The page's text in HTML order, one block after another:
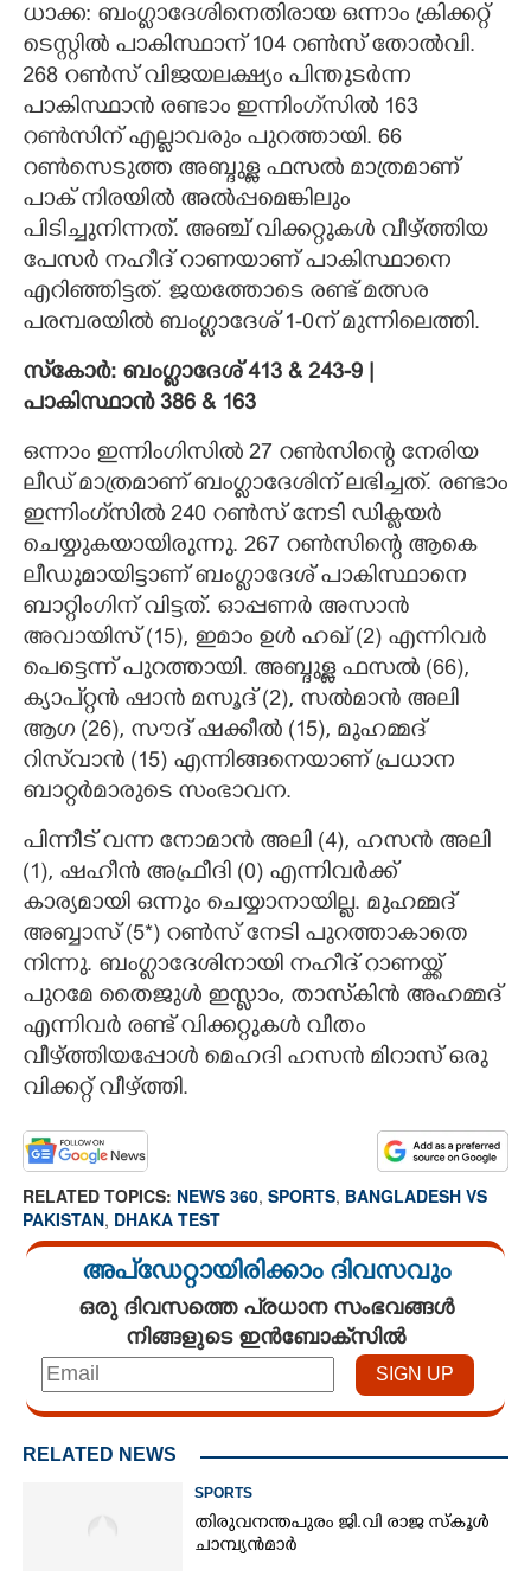
CARTOONS
LITERATURE
ZOOM
CONTACT US
ധാക്ക: ബംഗ്ലാദേശിനെതിരായ ഒന്നാം ക്രിക്കറ്റ്
ടെസ്റ്റില്‍ പാകിസ്ഥാന് 104 റണ്‍സ് തോല്‍വി.
268 റണ്‍സ് വിജയലക്ഷ്യം പിന്തുടര്‍ന്ന
പാകിസ്ഥാന്‍ രണ്ടാം ഇന്നിംഗ്‌സില്‍ 163
റണ്‍സിന് എല്ലാവരും പുറത്തായി. 66
റണ്‍സെടുത്ത അബ്ദുള്ള ഫസല്‍ മാത്രമാണ്
പാക് നിരയില്‍ അല്‍പ്പമെങ്കിലും
പിടിച്ചുനിന്നത്. അഞ്ച് വിക്കറ്റുകള്‍ വീഴ്ത്തിയ
പേസര്‍ നഹീദ് റാണയാണ് പാകിസ്ഥാനെ
എറിഞ്ഞിട്ടത്. ജയത്തോടെ രണ്ട് മത്സര
പരമ്പരയില്‍ ബംഗ്ലാദേശ് 1-0ന് മുന്നിലെത്തി.
സ്‌കോര്‍: ബംഗ്ലാദേശ് 413 & 243-9 |
പാകിസ്ഥാന്‍ 386 & 163
ഒന്നാം ഇന്നിംഗിസില്‍ 27 റണ്‍സിന്റെ നേരിയ
ലീഡ് മാത്രമാണ് ബംഗ്ലാദേശിന് ലഭിച്ചത്. രണ്ടാം
ഇന്നിംഗ്‌സില്‍ 240 റണ്‍സ് നേടി ഡിക്ലയര്‍
ചെയ്യുകയായിരുന്നു. 267 റണ്‍സിന്റെ ആകെ
ലീഡുമായിട്ടാണ് ബംഗ്ലാദേശ് പാകിസ്ഥാനെ
ബാറ്റിംഗിന് വിട്ടത്. ഓപ്പണര്‍ അസാന്‍
അവായിസ് (15), ഇമാം ഉള്‍ ഹഖ് (2) എന്നിവര്‍
പെട്ടെന്ന് പുറത്തായി. അബ്ദുള്ള ഫസല്‍ (66),
ക്യാപ്റ്റന്‍ ഷാന്‍ മസൂദ് (2), സല്‍മാന്‍ അലി
ആഗ (26), സൗദ് ഷക്കീല്‍ (15), മുഹമ്മദ്
റിസ്‌വാന്‍ (15) എന്നിങ്ങനെയാണ് പ്രധാന
ബാറ്റര്‍മാരുടെ സംഭാവന.
പിന്നീട് വന്ന നോമാന്‍ അലി (4), ഹസന്‍ അലി
(1), ഷഹീന്‍ അഫ്രീദി (0) എന്നിവര്‍ക്ക്
കാര്യമായി ഒന്നും ചെയ്യാനായില്ല. മുഹമ്മദ്
അബ്ബാസ് (5*) റണ്‍സ് നേടി പുറത്താകാതെ
നിന്നു. ബംഗ്ലാദേശിനായി നഹീദ് റാണയ്ക്ക്
പുറമേ തൈജുള്‍ ഇസ്ലാം, താസ്‌കിന്‍ അഹമ്മദ്
എന്നിവര്‍ രണ്ട് വിക്കറ്റുകള്‍ വീതം
വീഴ്ത്തിയപ്പോള്‍ മെഹദി ഹസന്‍ മിറാസ് ഒരു
വിക്കറ്റ് വീഴ്ത്തി.
RELATED TOPICS: NEWS 360, SPORTS, BANGLADESH VS
PAKISTAN, DHAKA TEST
അപ്ഡേറ്റായിരിക്കാം ദിവസവും
ഒരു ദിവസത്തെ പ്രധാന സംഭവങ്ങൾ
നിങ്ങളുടെ ഇൻബോക്സിൽ
RELATED NEWS
SPORTS
തിരുവനന്തപുരം ജി.വി രാജ സ്കൂൾ
ചാമ്പ്യൻമാർ